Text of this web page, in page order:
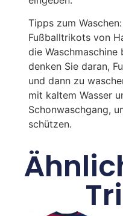
Tipps zum
Fußballtrikots von
die Waschmaschine
denken Sie daran,
und dann zu
mit kaltem Wasser
Schonwaschgang,
schützen.